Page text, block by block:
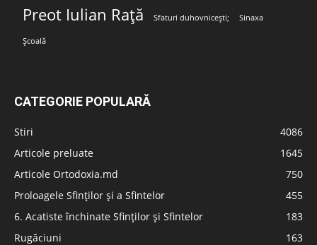
Preot Iulian Rață Sfaturi duhovnicești; Sinaxa
Școală
CATEGORIE POPULARĂ
Stiri
4086
Articole preluate
1645
Articole Ortodoxia.md
750
Proloagele Sfinților și a Sfintelor
455
6. Acatiste închinate Sfinților și Sfintelor
183
Rugăciuni
163